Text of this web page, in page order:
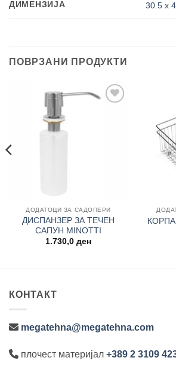
ДИМЕНЗИЈА 30.5 х
ПОВРЗАНИ ПРОДУКТИ
ДОДАТОЦИ ЗА САДОПЕРИ
ДИСПАНЗЕР ЗА ТЕЧЕН
САПУН MINOTTI
1.730,0 ден
КОНТАКТ
megatehna@megatehna.com
плочест материјал +389 2 3109